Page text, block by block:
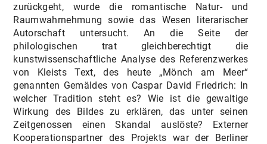
zurückgeht, wurde die romantische Natur- und
Raumwahrnehmung sowie das Wesen literarischer
Autorschaft untersucht. An die Seite der
philologischen trat gleichberechtigt die
kunstwissenschaftliche Analyse des Referenzwerkes
von Kleists Text, des heute „Mönch am Meer“
genannten Gemäldes von Caspar David Friedrich: In
welcher Tradition steht es? Wie ist die gewaltige
Wirkung des Bildes zu erklären, das unter seinen
Zeitgenossen einen Skandal auslöste? Externer
Kooperationspartner des Projekts war der Berliner